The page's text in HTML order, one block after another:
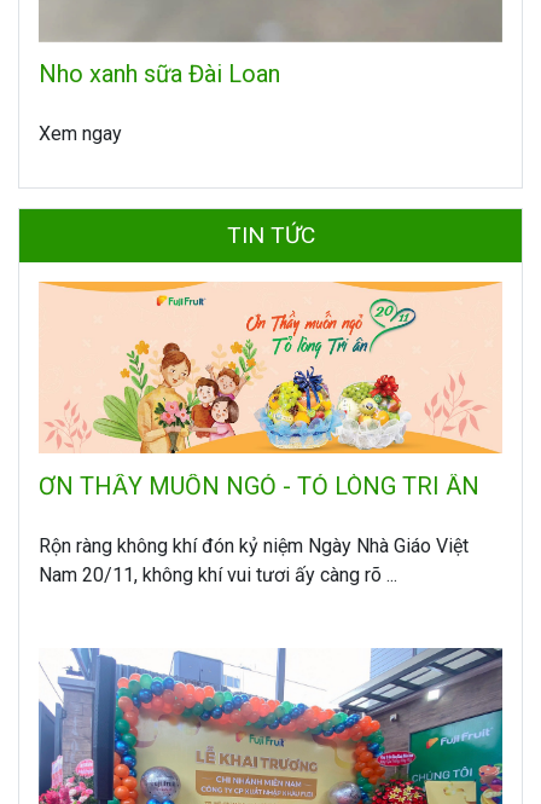
Nho xanh sữa Đài Loan
Xem ngay
TIN TỨC
ƠN THẦY MUỐN NGỎ - TỎ LÒNG TRI ÂN
Rộn ràng không khí đón kỷ niệm Ngày Nhà Giáo Việt
Nam 20/11, không khí vui tươi ấy càng rõ ...